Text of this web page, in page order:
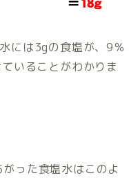
には3gの食塩が、9％
いることがわかりま
った食塩水はこのよ